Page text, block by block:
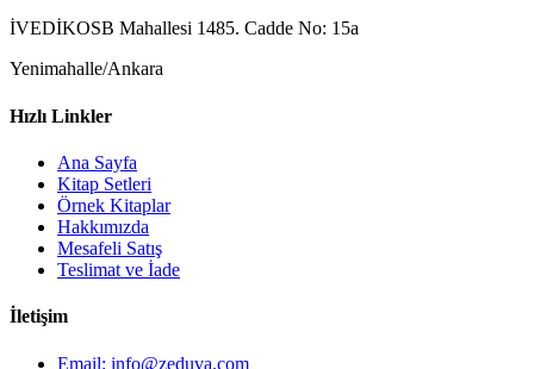
İVEDİKOSB Mahallesi 1485. Cadde No: 15a
Yenimahalle/Ankara
Hızlı Linkler
Ana Sayfa
Kitap Setleri
Örnek Kitaplar
Hakkımızda
Mesafeli Satış
Teslimat ve İade
İletişim
Email: info@zeduva.com